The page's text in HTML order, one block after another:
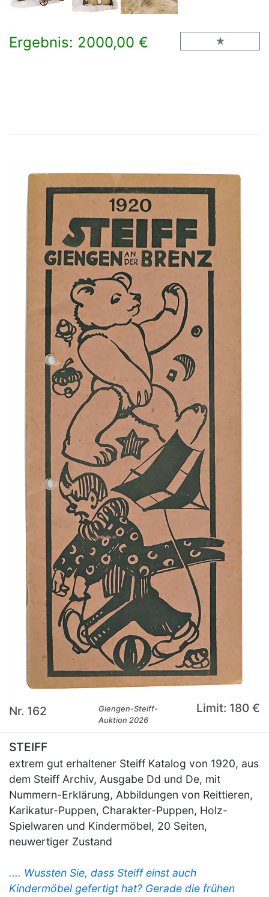
Ergebnis: 2000,00 €
Nr. 162
Giengen-Steiff-
Auktion 2026
Limit: 180 €
STEIFF
extrem gut erhaltener Steiff Katalog von 1920, aus
dem Steiff Archiv, Ausgabe Dd und De, mit
Nummern-Erklärung, Abbildungen von Reittieren,
Karikatur-Puppen, Charakter-Puppen, Holz-
Spielwaren und Kindermöbel, 20 Seiten,
neuwertiger Zustand
.... Wussten Sie, dass Steiff einst auch
Kindermöbel gefertigt hat? Gerade die frühen